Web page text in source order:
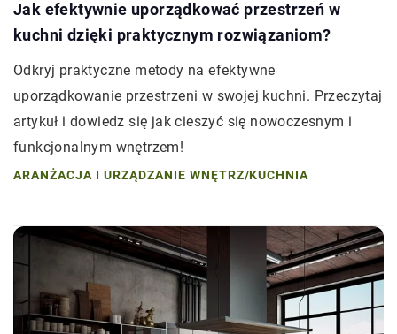
Jak efektywnie uporządkować przestrzeń w
kuchni dzięki praktycznym rozwiązaniom?
Odkryj praktyczne metody na efektywne
uporządkowanie przestrzeni w swojej kuchni. Przeczytaj
artykuł i dowiedz się jak cieszyć się nowoczesnym i
funkcjonalnym wnętrzem!
ARANŻACJA I URZĄDZANIE WNĘTRZ/KUCHNIA